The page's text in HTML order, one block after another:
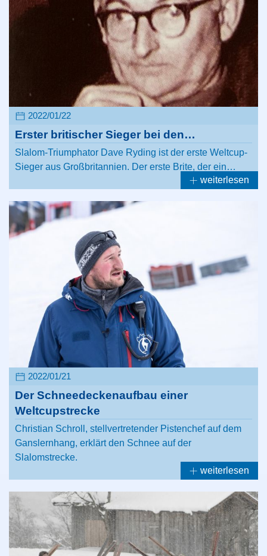
2022/01/22
Erster britischer Sieger bei den…
Slalom-Triumphator Dave Ryding ist der erste Weltcup-
Sieger aus Großbritannien. Der erste Brite, der ein…
weiterlesen
2022/01/21
Der Schneedeckenaufbau einer
Weltcupstrecke
Christian Schroll, stellvertretender Pistenchef auf dem
Ganslernhang, erklärt den Schnee auf der
Slalomstrecke.
weiterlesen